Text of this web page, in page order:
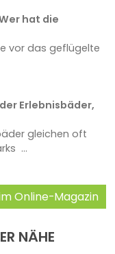
hat die
vor das geflügelte
Erlebnisbäder,
gleichen oft
...
Online-Magazin
NÄHE